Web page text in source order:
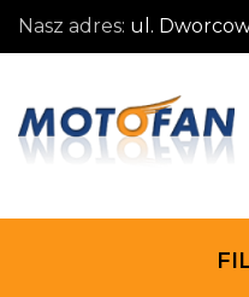
Nasz adres: ul.